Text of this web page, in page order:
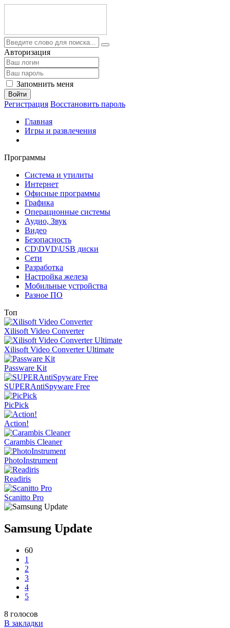
Авторизация
Запомнить меня
Войти
Регистрация Восстановить пароль
Главная
Игры и развлечения
Программы
Система и утилиты
Интернет
Офисные программы
Графика
Операционные системы
Аудио, Звук
Видео
Безопасность
CD\DVD\USB диски
Сети
Разработка
Настройка железа
Мобильные устройства
Разное ПО
Топ
Xilisoft Video Converter
Xilisoft Video Converter Ultimate
Passware Kit
SUPERAntiSpyware Free
PicPick
Action!
Carambis Cleaner
PhotoInstrument
Readiris
Scanitto Pro
Samsung Update
60
1
2
3
4
5
8 голосов
В закладки